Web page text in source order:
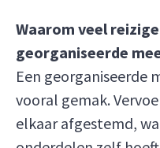
Waarom veel
georganiseerde
Een georganiseerde
vooral gemak.
elkaar afgestemd,